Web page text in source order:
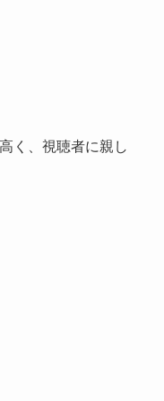
く、視聴者に親し